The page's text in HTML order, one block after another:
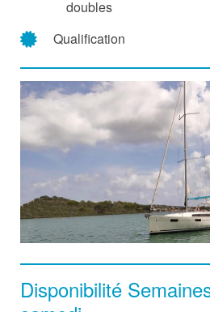
doubles
Qualification
Disponibilité